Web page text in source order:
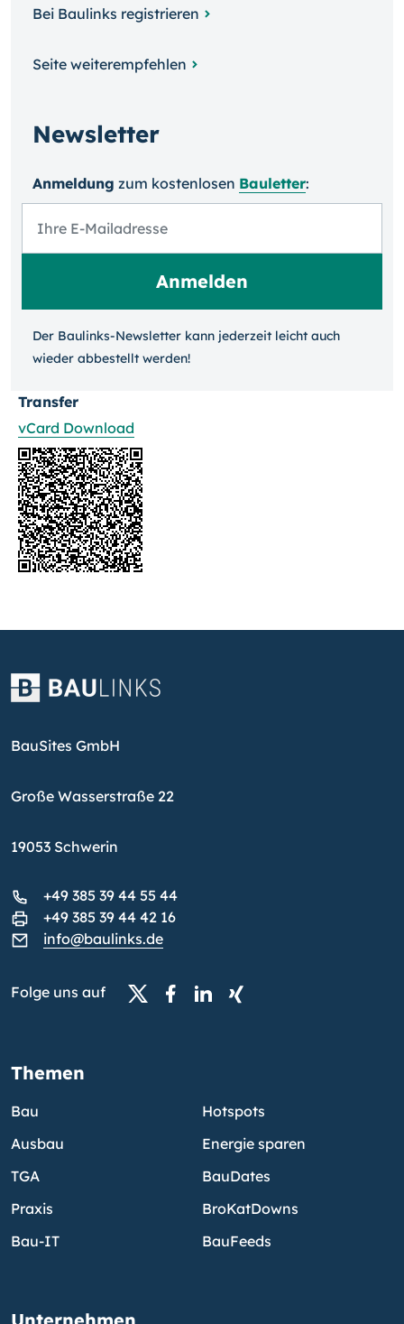
Bei Baulinks registrieren
Seite weiterempfehlen
Newsletter
Anmeldung zum kosten­losen Bauletter:
Der Baulinks-Newsletter kann jeder­zeit leicht auch
wieder ab­bestellt werden!
Transfer
vCard Download
BauSites GmbH
Große Wasserstraße 22
19053 Schwerin
+49 385 39 44 55 44
+49 385 39 44 42 16
info@baulinks.de
Folge uns auf
Themen
Bau
Ausbau
TGA
Praxis
Bau-IT
Hotspots
Energie sparen
BauDates
BroKatDowns
BauFeeds